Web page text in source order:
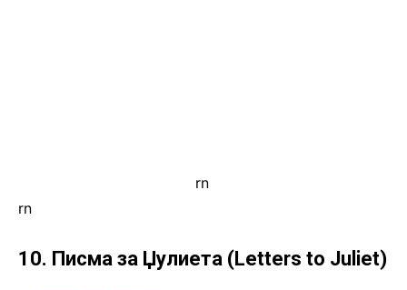
rn.
rn
10. Писма за Џулиета (Letters to Juliet)